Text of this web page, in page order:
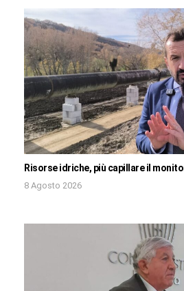
Risorse idriche, più capillare il
8 Agosto 2026